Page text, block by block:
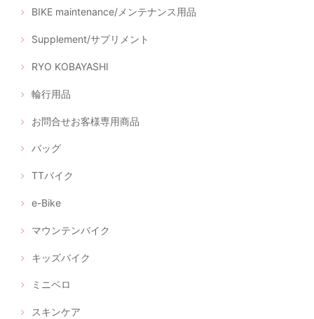
BIKE maintenance/メンテナンス用品
Supplement/サプリメント
RYO KOBAYASHI
輪行用品
お問合せお客様専用商品
バッグ
TTバイク
e-Bike
マウンテンバイク
キッズバイク
ミニベロ
スキンケア